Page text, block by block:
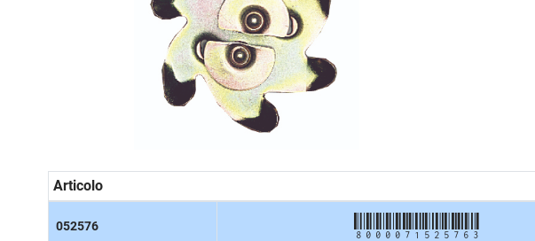
Articolo
052576 8000071525763